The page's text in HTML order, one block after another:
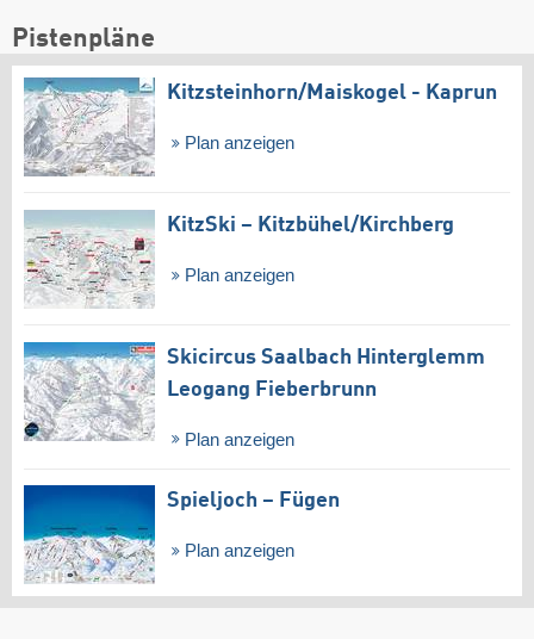
Pistenpläne
Kitzsteinhorn/​Maiskogel - Kaprun
Plan anzeigen
KitzSki – Kitzbühel/​Kirchberg
Plan anzeigen
Skicircus Saalbach Hinterglemm
Leogang Fieberbrunn
Plan anzeigen
Spieljoch – Fügen
Plan anzeigen